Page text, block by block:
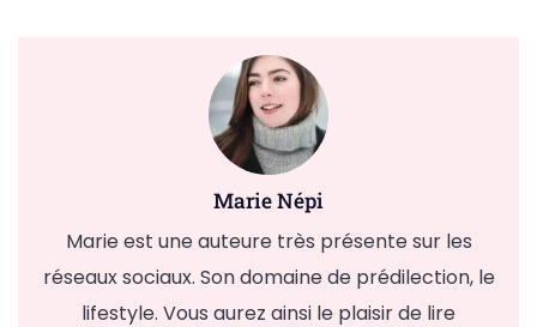
Marie Népi
Marie est une auteure très présente sur les
réseaux sociaux. Son domaine de prédilection, le
lifestyle. Vous aurez ainsi le plaisir de lire